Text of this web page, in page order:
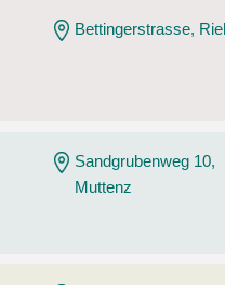
Bettingerstrasse,
Sandgrubenweg 10,
Muttenz